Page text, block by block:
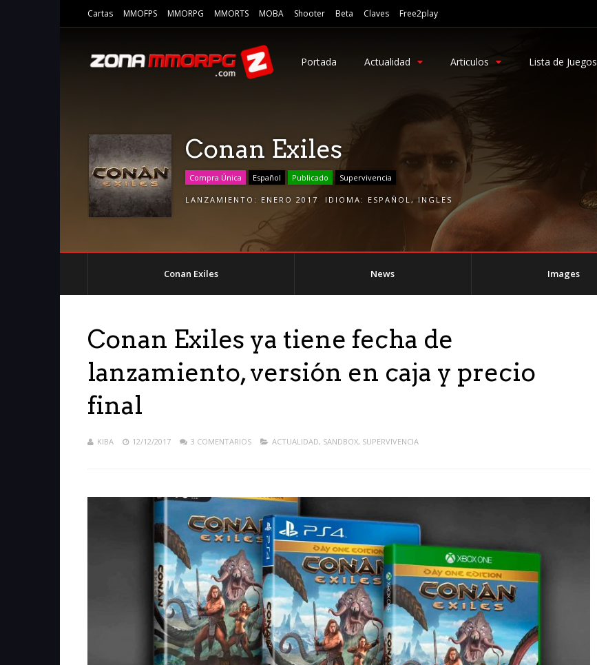
Cartas MMOFPS MMORPG MMORTS MOBA Shooter Beta Claves Free2play
Portada Actualidad Articulos Lista de Juegos
Conan Exiles
Compra Única Español Publicado Supervivencia
LANZAMIENTO: ENERO 2017 IDIOMA: ESPAÑOL,INGLES
Conan Exiles News Images
Conan Exiles ya tiene fecha de
lanzamiento, versión en caja y precio
final
KIBA 12/12/2017 3 COMENTARIOS ACTUALIDAD, SANDBOX, SUPERVIVENCIA